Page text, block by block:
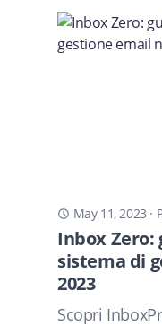
May 11, 2023 ·
Inbox Zero:
sistema di
2023
Scopri